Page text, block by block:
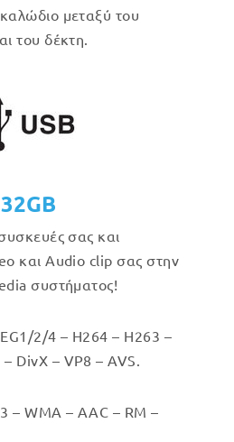
μεταξύ του
του δέκτη.
σας και
και Audio clip σας στην
συστήματος!
2/4 – H264 – H263 –
– DivX – VP8 –AVS.
–WMA – AAC – RM –